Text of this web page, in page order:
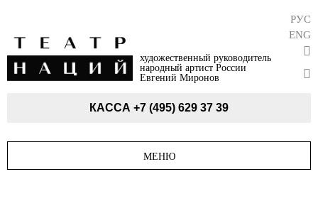
художественный руководитель
народный артист России
Евгений Миронов
РУС
ENG
КАССА +7 (495) 629 37 39
МЕНЮ